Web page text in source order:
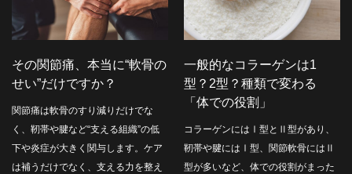
その関節痛、本当に“軟骨の
せい”だけですか？
関節痛は軟骨のすり減りだけでな
く、靭帯や腱など“支える組織”の低
下や炎症が大きく関与します。ケア
は補うだけでなく、支える力を整え
一般的なコラーゲンは1
型？2型？種類で変わる
「体での役割」
コラーゲンにはⅠ型とⅡ型があり、
靭帯や腱にはⅠ型、関節軟骨にはⅡ
型が多いなど、体での役割がまった